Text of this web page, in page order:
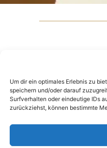
Um dir ein optimales Erlebnis zu
speichern und/oder darauf
Surfverhalten oder eindeutige IDs
zurückziehst, können bestimmte